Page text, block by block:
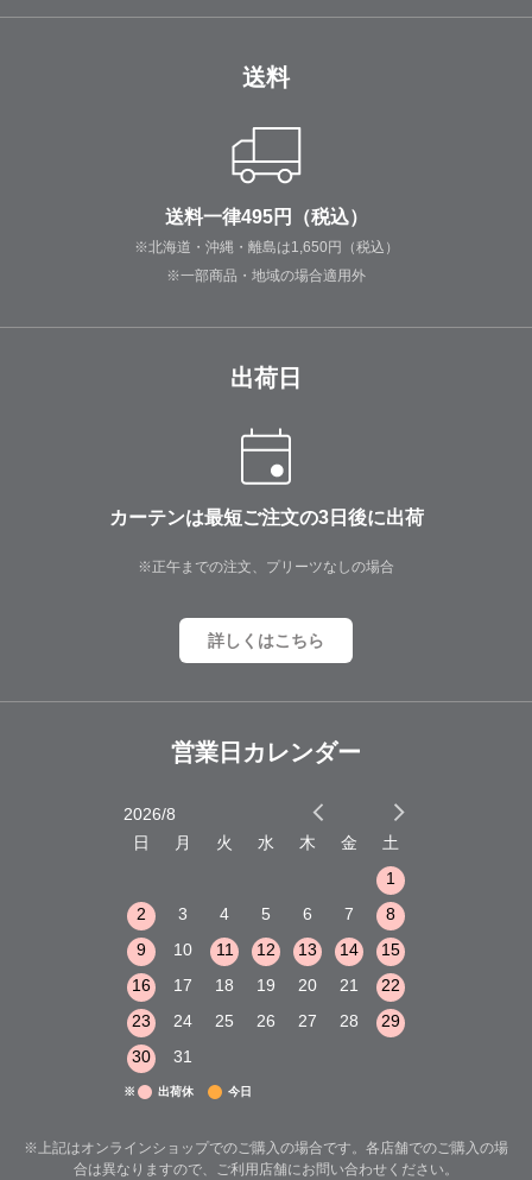
送料
送料一律495円（税込）
※北海道・沖縄・離島は1,650円（税込）
※一部商品・地域の場合適用外
出荷日
カーテンは最短ご注文の3日後に出荷
※正午までの注文、プリーツなしの場合
詳しくはこちら
営業日カレンダー
2026/8
日
月 火 水 木 金
土
1
2
3 4 5 6 7
8
9
10 11 12 13 14
15
16
17 18 19 20 21
22
23
24 25 26 27 28
29
30
31
※ 出荷休 今日
※上記はオンラインショップでのご購入の場合です。各店舗でのご購入の場
合は異なりますので、ご利用店舗にお問い合わせください。